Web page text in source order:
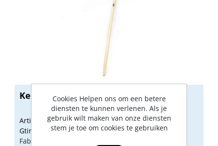
Kelfort steel voor schop 110cm
Artikelnummer: 1516740
Gtin: 8714678019241
Fabrikant artikel nummer: 1516740
Cookies Helpen ons om een betere
diensten te kunnen verlenen. Als je
gebruik wilt maken van onze diensten
stem je toe om cookies te gebruiken